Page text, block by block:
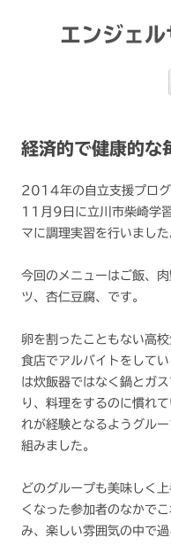
エンジェ
経済的で健康的な
2014年の自立支援プログ
11月9日に立川市柴崎学
マに調理実習を行いました
今回のメニューはご飯、
ツ、杏仁豆腐、です。
卵を割ったこともない高
食店でアルバイトをして
は炊飯器ではなく鍋とガ
り、料理をするのに慣れ
れが経験となるようグル
組みました。
どのグループも美味しく
くなった参加者のなかで
み、楽しい雰囲気の中で